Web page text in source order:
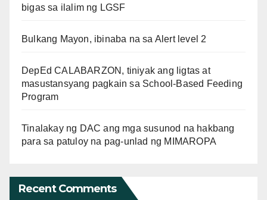
bigas sa ilalim ng LGSF
Bulkang Mayon, ibinaba na sa Alert level 2
DepEd CALABARZON, tiniyak ang ligtas at
masustansyang pagkain sa School-Based Feeding
Program
Tinalakay ng DAC ang mga susunod na hakbang
para sa patuloy na pag-unlad ng MIMAROPA
Recent Comments